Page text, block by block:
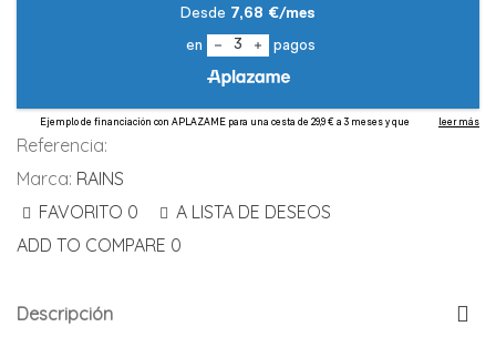
Referencia:
Marca: RAINS
FAVORITO 0
A LISTA DE DESEOS
ADD TO COMPARE 0
Descripción